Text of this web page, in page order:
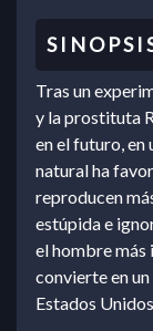
Tras un
y la prostituta
en el futuro, en
natural ha
reproducen
estúpida e
el hombre más
convierte en
Estados